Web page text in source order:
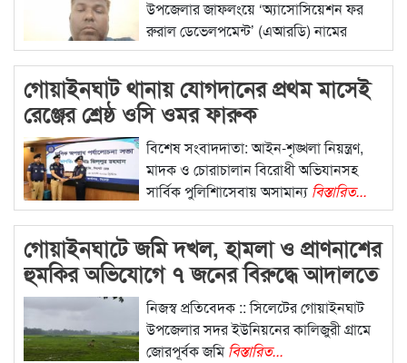
উপজেলার জাফলংয়ে ‘অ্যাসোসিয়েশন ফর
রুরাল ডেভেলপমেন্ট’ (এআরডি) নামের
বিস্তারিত...
গোয়াইনঘাট থানায় যোগদানের প্রথম মাসেই
রেঞ্জের শ্রেষ্ঠ ওসি ওমর ফারুক
বিশেষ সংবাদদাতা: আইন-শৃঙ্খলা নিয়ন্ত্রণ,
মাদক ও চোরাচালান বিরোধী অভিযানসহ
সার্বিক পুলিশিাসেবায় অসামান্য বিস্তারিত...
গোয়াইনঘাটে জমি দখল, হামলা ও প্রাণনাশের
হুমকির অভিযোগে ৭ জনের বিরুদ্ধে আদালতে
মামলা
নিজস্ব প্রতিবেদক :: সিলেটের গোয়াইনঘাট
উপজেলার সদর ইউনিয়নের কালিজুরী গ্রামে
জোরপূর্বক জমিবিস্তারিত...